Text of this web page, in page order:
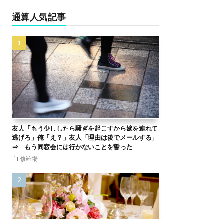
通算人気記事
友人「もう少ししたら騒ぎを起こすから嫁を連れて
逃げろ」俺「え？」友人「理由は後でメールする」
⇒ もう同窓会には行かないことを誓った
修羅場